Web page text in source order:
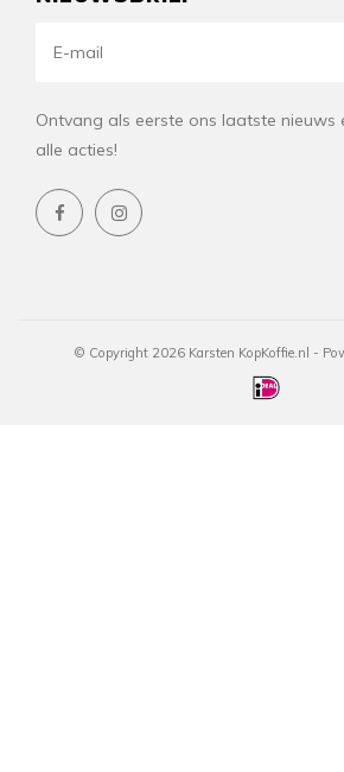
Ontvang als eerste ons laatste nieuws
alle acties!
© Copyright 2026 Karsten KopKoffie.nl -